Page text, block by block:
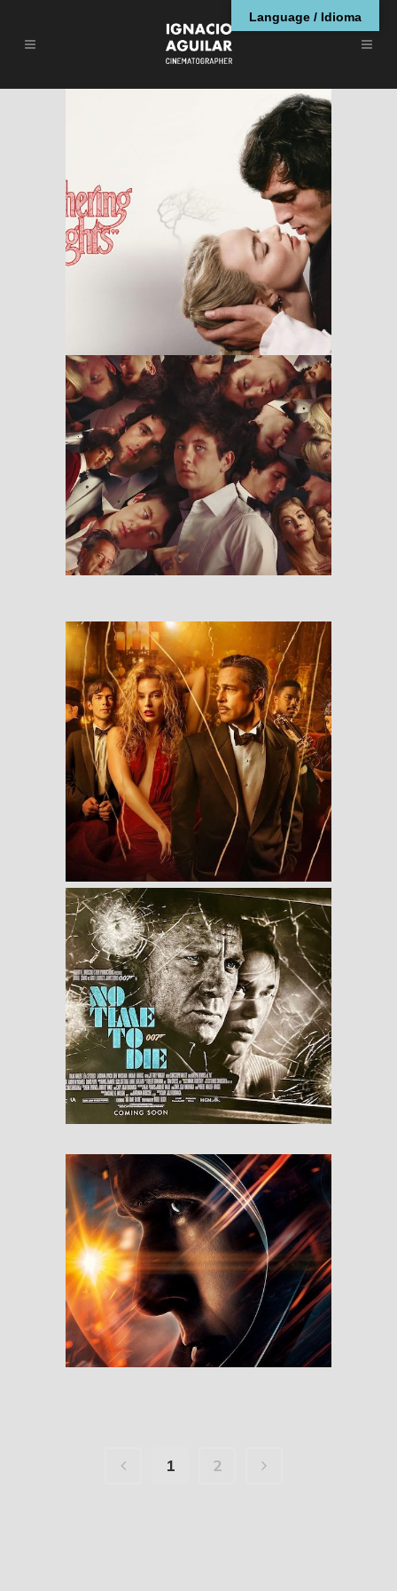
Wuthering Heights
(Cumbres
Borrascosas, 2026)
– Fotografía de
Linus Sandgren
Saltburn
RESEÑAS
Babylon
RESEÑAS
No Time to Die
RESEÑAS
First Man
1 2
Language / Idioma